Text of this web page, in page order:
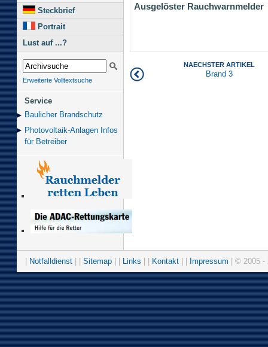
Steckbrief
Portrait
Lust auf ...?
Erweiterte Volltextsuche
Service
Baulicher Brand­schutz
Photovoltaik-Anlagen Infos
für Betreiber
Ausgelöster Rauchwarnmelder
NAECHSTER ARTIKEL
Brand 3
Notfalldienst Sitemap Links Kontakt Impressum | © 2005 -